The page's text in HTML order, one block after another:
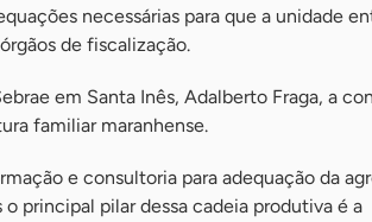
necessárias para que a unidade
de fiscalização.
em Santa Inês, Adalberto Fraga, a
familiar maranhense.
e consultoria para adequação da
principal pilar dessa cadeia produtiva é a